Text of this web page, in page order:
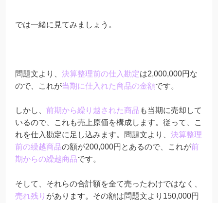
では一緒に見てみましょう。
問題文より、 決算整理前の仕入勘定は2,000,000円な
ので、これが当期に仕入れた商品の金額です。
しかし、 前期から繰り越された商品 も当期に売却して
いるので、これも売上原価を構成します。従って、こ
れを仕入勘定に足し込みます。問題文より、 決算整理
前の繰越商品の額が200,000円とあるので、これが前
期からの繰越商品です。
そして、それらの合計額を全て売ったわけではなく、
売れ残り があります。その額は問題文より150,000円